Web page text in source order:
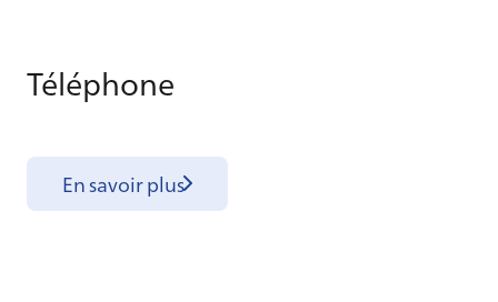
Té­lé­phone
En savoir plus